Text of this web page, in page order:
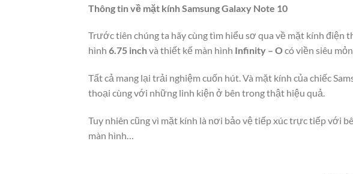
Thông tin về mặt kính Samsung Galaxy Note 10
Trước tiên chúng ta hãy cùng tìm hiểu sơ qua về mặt kính điện
hình 6.75 inchvà thiết kế màn hình Infinity – Ocó viền siêu
Tất cả mang lại trải nghiệm cuốn hút. Và mặt kính của chiếc
thoại cùng với những linh kiện ở bên trong thật hiệu quả.
Tuy nhiên cũng vì mặt kính là nơi bảo vệ tiếp xúc trực tiếp với
màn hình…